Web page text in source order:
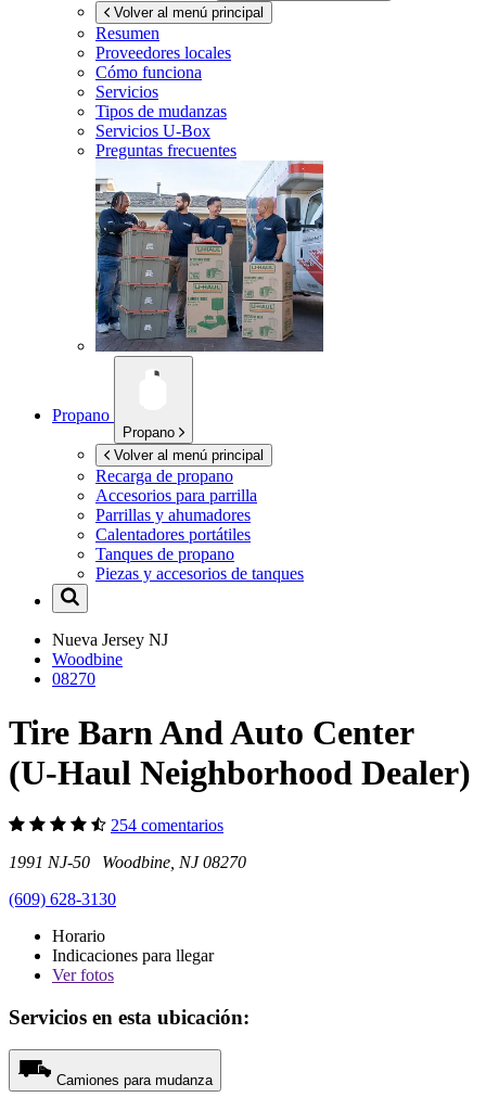
Volver al menú principal
Resumen
Proveedores locales
Cómo funciona
Servicios
Tipos de mudanzas
Servicios U-Box
Preguntas frecuentes
Propano
Propano
Volver al menú principal
Recarga de propano
Accesorios para parrilla
Parrillas y ahumadores
Calentadores portátiles
Tanques de propano
Piezas y accesorios de tanques
Nueva Jersey NJ
Woodbine
08270
Tire Barn And Auto Center
(U-Haul Neighborhood Dealer)
254 comentarios
1991 NJ-50 Woodbine, NJ 08270
(609) 628-3130
Horario
Indicaciones para llegar
Verfotos
Servicios en esta ubicación:
Camiones para mudanza